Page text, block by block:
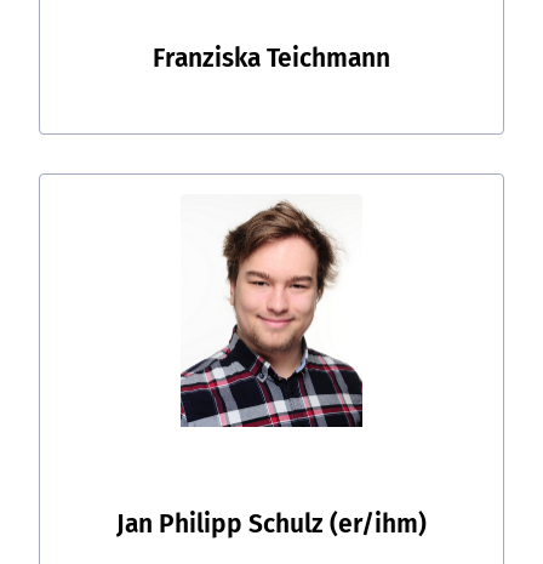
Franziska Teichmann
Jan Philipp Schulz (er/ihm)